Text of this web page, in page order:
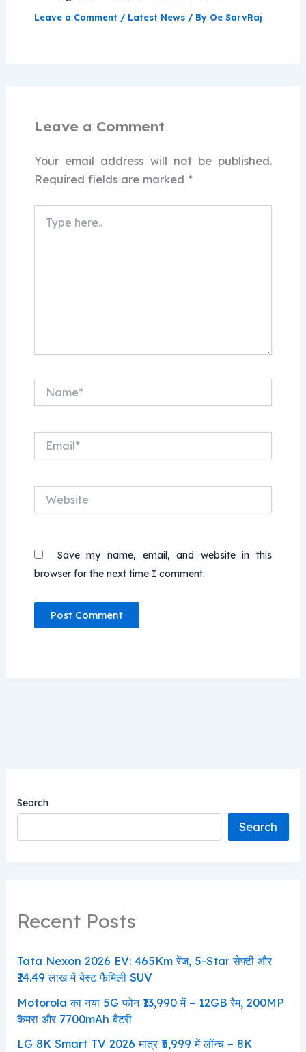
Leave a Comment / Latest News/ By Oe SarvRaj
Leave a Comment
Your email address will not be published.
Required fields are marked *
here..
Save my name, email, and website in this
browser for the next time I comment.
Search
Search
Recent Posts
Tata Nexon 2026 EV: 465Km रेंज, 5-Star सेफ्टी और
₹14.49 लाख में बेस्ट फैमिली SUV
Motorola का नया 5G फोन ₹13,990 में – 12GB रैम, 200MP
कैमरा और 7700mAh बैटरी
LG 8K Smart TV 2026 मात्र ₹5,999 में लॉन्च – 8K